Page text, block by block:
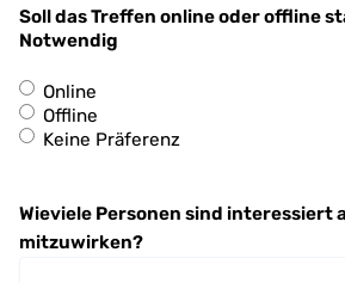
Soll das Treffen online oder offline
Notwendig
Online
Offline
Keine Präferenz
Wieviele Personen sind
mitzuwirken?